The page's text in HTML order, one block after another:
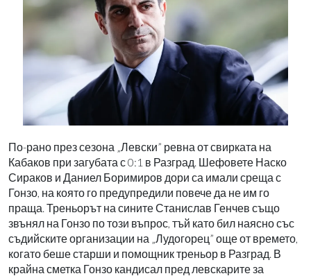
По-рано през сезона „Левски” ревна от свирката на
Кабаков при загубата с 0:1 в Разград. Шефовете Наско
Сираков и Даниел Боримиров дори са имали среща с
Гонзо, на която го предупредили повече да не им го
праща. Треньорът на сините Станислав Генчев също
звънял на Гонзо по този въпрос, тъй като бил наясно със
съдийските организации на „Лудогорец” още от времето,
когато беше старши и помощник треньор в Разград. В
крайна сметка Гонзо кандисал пред левскарите за